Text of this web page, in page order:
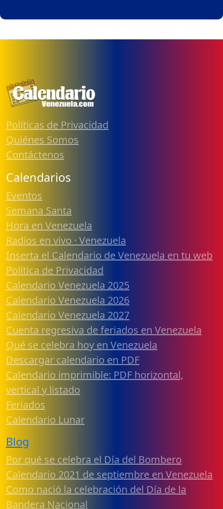
Políticas de Privacidad
Quiénes Somos
Contáctenos
Calendarios
Eventos
Semana Santa
Hora en Venezuela
Radios en vivo · Venezuela
Inserta el Calendario de Venezuela en tu web
Política de Privacidad
Calendario Venezuela 2025
Calendario Venezuela 2026
Calendario Venezuela 2027
Cuenta regresiva de feriados en Venezuela
Qué se celebra hoy en Venezuela
Descargar calendario en PDF
Calendario imprimible: PDF horizontal,
vertical y listado
Feriados
Calendario Lunar
Blog
Por qué se celebra el Día del Bombero
Calendario 2021 de septiembre en Venezuela
Como nació la celebración del Día de la
Bandera Nacional